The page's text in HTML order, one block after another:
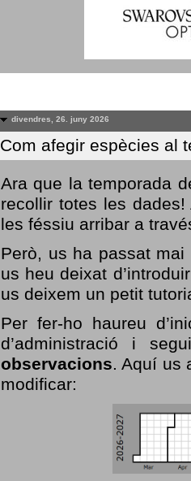
divendres, 26. juny 2026
Com afegir espècies al
Ara que la temporada
recollir totes les
les féssiu arribar a
Però, us ha passat
us heu deixat
us deixem un petit
Per fer-ho haureu
d’administració i
observacions. Aquí us
modificar: